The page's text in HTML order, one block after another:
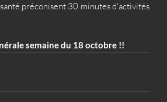
préconisent 30 minutes d'activités
semaine du 18 octobre !!